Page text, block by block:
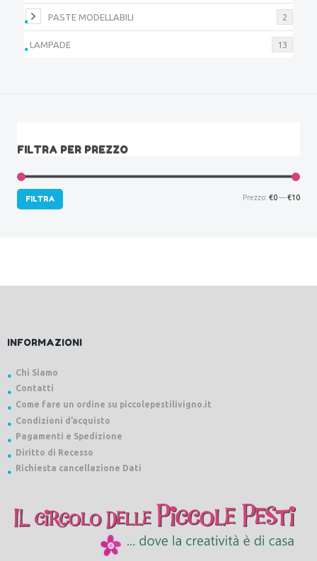
PASTE MODELLABILI 2
LAMPADE 13
FILTRA PER PREZZO
FILTRA Prezzo: €0—€10
INFORMAZIONI
Chi Siamo
Contatti
Come fare un ordine su piccolepestilivigno.it
Condizioni d’acquisto
Pagamenti e Spedizione
Diritto di Recesso
Richiesta cancellazione Dati